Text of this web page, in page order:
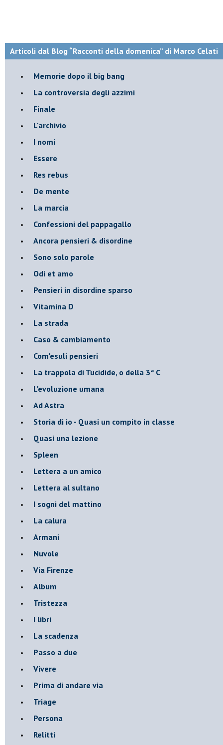
Articoli dal Blog “Racconti della domenica” di Marco Celati
Memorie dopo il big bang
La controversia degli azzimi
Finale
L'archivio
I nomi
Essere
Res rebus
De mente
La marcia
Confessioni del pappagallo
Ancora pensieri & disordine
Sono solo parole
Odi et amo
Pensieri in disordine sparso
Vitamina D
La strada
Caso & cambiamento
Com'esuli pensieri
La trappola di Tucidide, o della 3ª C
L'evoluzione umana
Ad Astra
Storia di io - Quasi un compito in classe
Quasi una lezione
Spleen
Lettera a un amico
Lettera al sultano
I sogni del mattino
La calura
Armani
Nuvole
Via Firenze
Album
Tristezza
I libri
La scadenza
Passo a due
Vivere
Prima di andare via
Triage
Persona
Relitti